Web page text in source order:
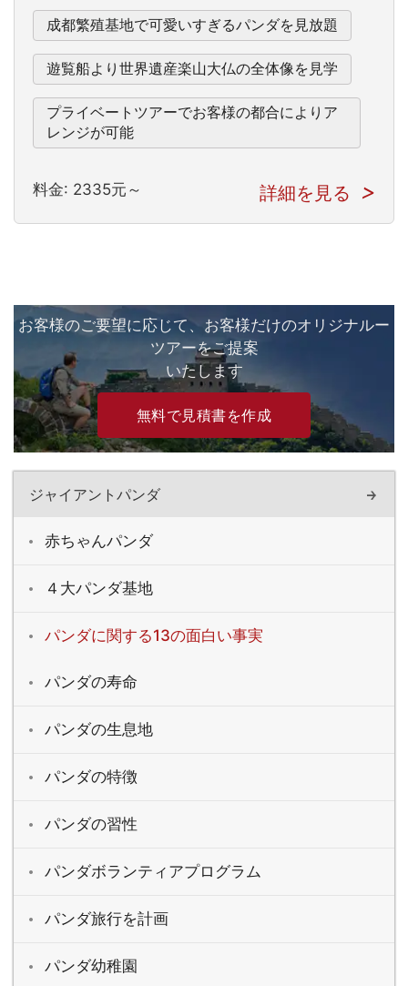
成都繁殖基地で可愛いすぎるパンダを見放題
遊覧船より世界遺産楽山大仏の全体像を見学
プライベートツアーでお客様の都合によりア
レンジが可能
料金: 2335元～ 詳細を見る
お客様のご要望に応じて、お客様だけのオリジナルー
ツアーをご提案
いたします
無料で見積書を作成
ジャイアントパンダ
赤ちゃんパンダ
４大パンダ基地
パンダに関する13の面白い事実
パンダの寿命
パンダの生息地
パンダの特徴
パンダの習性
パンダボランティアプログラム
パンダ旅行を計画
パンダ幼稚園